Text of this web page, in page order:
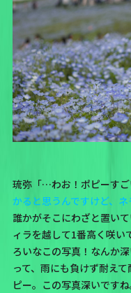
琉弥「…わお！ポピーす
かると思うんですけど、
誰かがそこにわざと置い
ィラを越して1番高く咲い
ろいなこの写真！なんか
って、雨にも負けず耐え
ピー。この写真深いですね